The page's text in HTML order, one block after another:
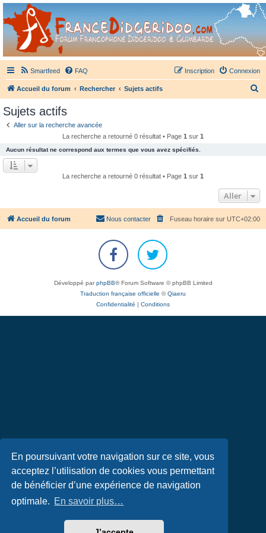
En poursuivant votre navigation sur ce site, vous
acceptez l’utilisation de cookies vous permettant
de bénéficier d’une expérience de navigation
optimale. En savoir plus…
France Didgeridoo
Didgeridoo et Guimbarde sur France Didgeridoo - retrouvez la communauté.
Smartfeed FAQ Connexion
Inscription
Accueil du forum Rechercher Sujets actifs
h
e
r
Sujets actifs
Aller sur la recherche avancée
La recherche a retourné 0 résultat • Page 1 sur 1
Aucun résultat ne correspond aux termes que vous avez spécifiés.
La recherche a retourné 0 résultat • Page 1 sur 1
Aller
Accueil du forum Fuseau horaire sur UTC+02:00
Nous contacter
Développé parphpBB® Forum Software © phpBB Limited
Traduction française officielle ©Qiaeru
Confidentialité | Conditions